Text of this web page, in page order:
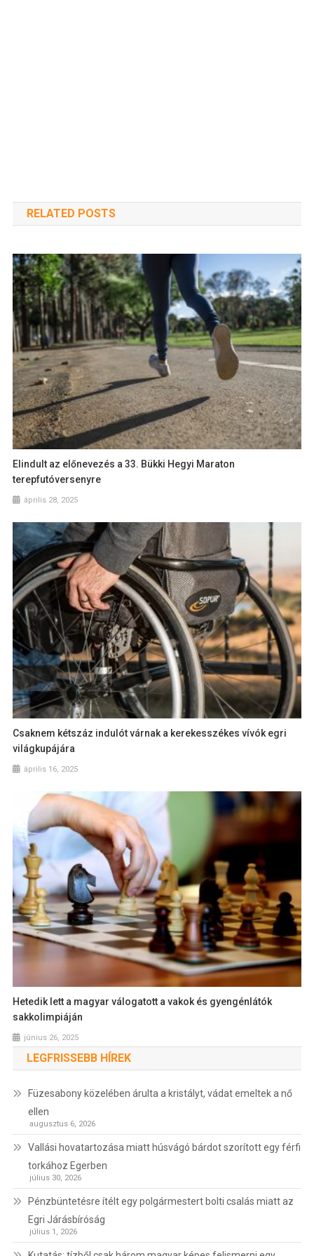
RELATED POSTS
Elindult az előnevezés a 33. Bükki Hegyi Maraton
terepfutóversenyre
április 28, 2025
Csaknem kétszáz indulót várnak a kerekesszékes vívók egri
világkupájára
április 16, 2025
Hetedik lett a magyar válogatott a vakok és gyengénlátók
sakkolimpiáján
június 26, 2025
LEGFRISSEBB HÍREK
Füzesabony közelében árulta a kristályt, vádat emeltek a nő
ellen
augusztus 6, 2026
Vallási hovatartozása miatt húsvágó bárdot szorított egy férfi
torkához Egerben
július 30, 2026
Pénzbüntetésre ítélt egy polgármestert bolti csalás miatt az
Egri Járásbíróság
július 1, 2026